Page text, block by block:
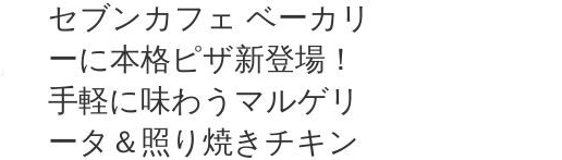
セブンカフェ ベーカリ
ーに本格ピザ新登場！
手軽に味わうマルゲリ
ータ＆照り焼きチキン